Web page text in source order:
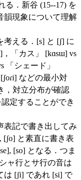
る．新谷 (15--17) を
韻現象について理解
える．[s] と [ʃ] に
，「カス」 [kɑsɯ] vs
「シェード」
などの最小対
，対立分布が確認
定することができ
記で書き出してみ
[ʃo] と素直に書き表
[so] となる．つま
ャ行とサ行の音は
[ʃi] であれ [si] で